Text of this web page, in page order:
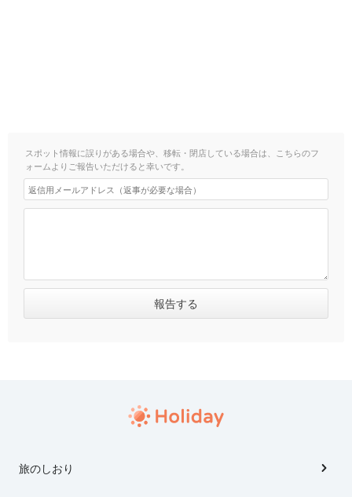
スポット情報に誤りがある場合や、移転・閉店している場合は、こちらのフ
ォームよりご報告いただけると幸いです。
旅のしおり